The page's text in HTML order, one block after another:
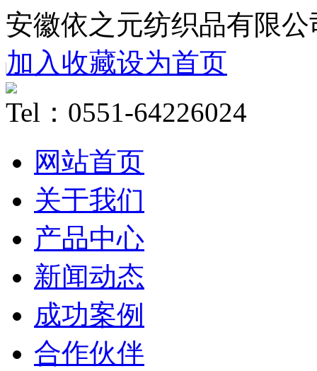
安徽依之元纺织品有限公
加入收藏设为首页
Tel：0551-64226024
网站首页
关于我们
产品中心
新闻动态
成功案例
合作伙伴